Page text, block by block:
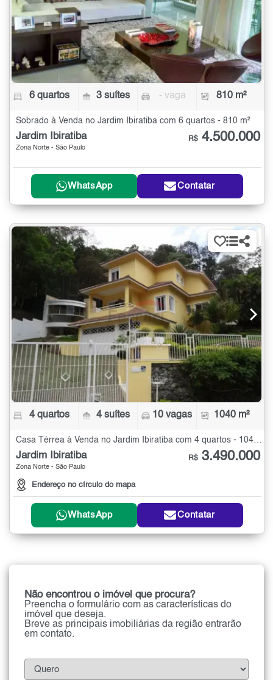
6 quartos 3 suítes - vaga 810 m²
Sobrado à Venda no Jardim Ibiratiba com 6 quartos - 810 m²
Jardim Ibiratiba
Zona Norte - São Paulo
R$ 4.500.000
WhatsApp Contatar
4 quartos 4 suítes 10 vagas 1040 m²
Jardim Ibiratiba
Zona Norte - São Paulo
Endereço no círculo do mapa
R$ 3.490.000
WhatsApp Contatar
Não encontrou o imóvel que procura?
Preencha o formulário com as características do
imóvel que deseja.
Breve as principais imobiliárias da região entrarão
em contato.